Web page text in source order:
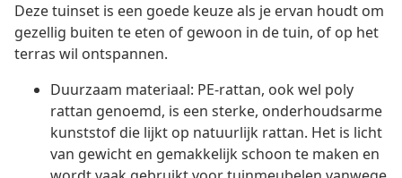
Deze tuinset is een goede keuze als je ervan houdt om
gezellig buiten te eten of gewoon in de tuin, of op het
terras wil ontspannen.
Duurzaam materiaal: PE-rattan, ook wel poly
rattan genoemd, is een sterke, onderhoudsarme
kunststof die lijkt op natuurlijk rattan. Het is licht
van gewicht en gemakkelijk schoon te maken en